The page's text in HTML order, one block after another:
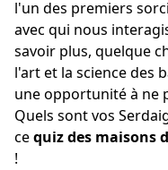
l'un des premiers
avec qui nous
savoir plus, quelque
l'art et la science des
une opportunité à ne
Quels sont vos
cequiz des maisons
!